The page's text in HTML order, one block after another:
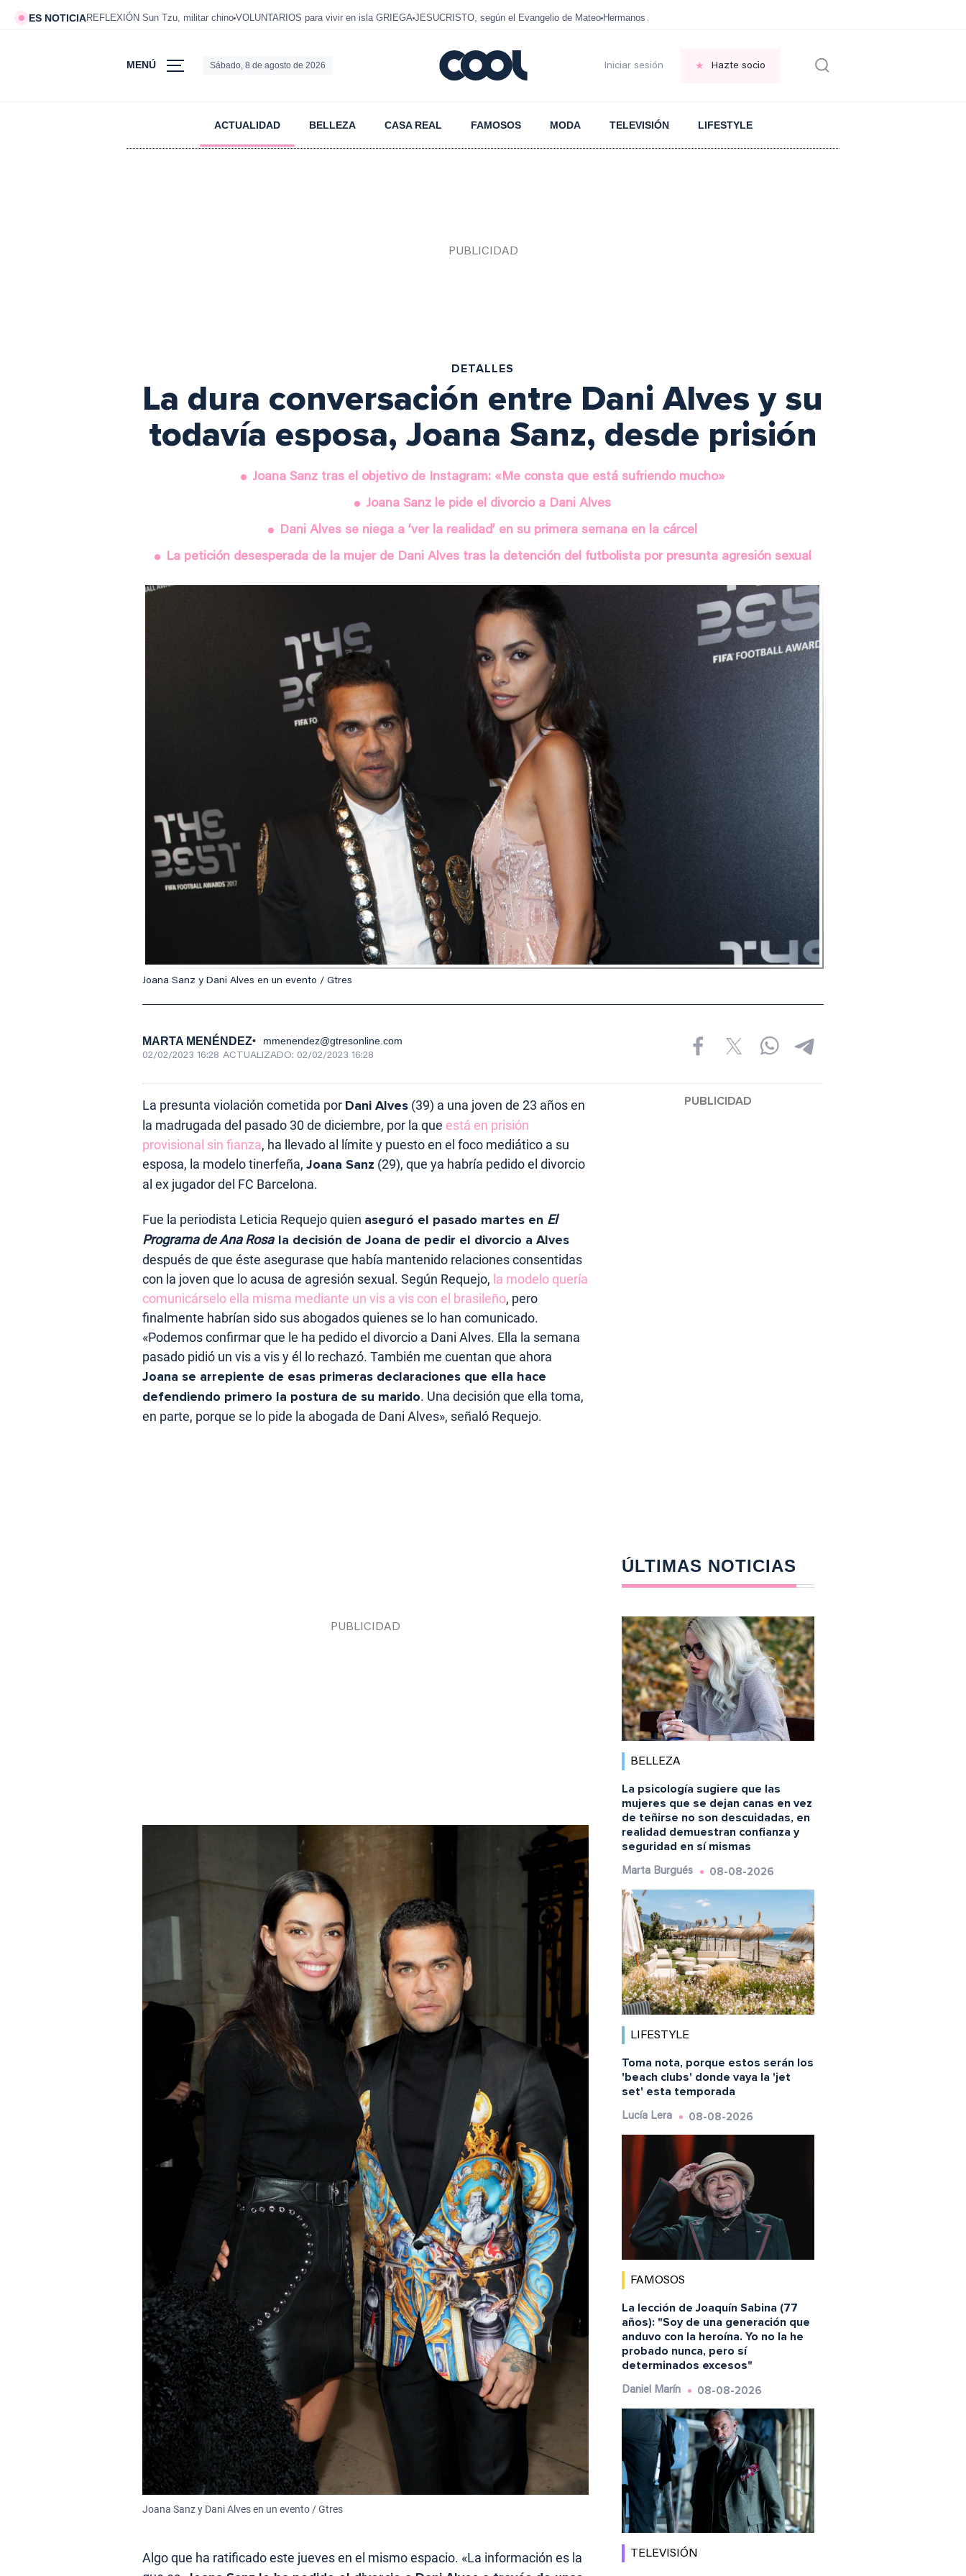
ES NOTICIAREFLEXIÓN Sun Tzu, militar chino VOLUNTARIOS para vivir en isla GRIEGA JESUCRISTO, según el Evangelio de Mateo Hermanos Aranguren sobre el ARROZ
MENÚ Sábado, 8 de agosto de 2026 Iniciar sesión Hazte socio
ACTUALIDAD BELLEZA CASA REAL FAMOSOS MODA TELEVISIÓN LIFESTYLE
DETALLES
La dura conversación entre Dani Alves y su
todavía esposa, Joana Sanz, desde prisión
Joana Sanz tras el objetivo de Instagram: «Me consta que está sufriendo mucho»
Joana Sanz le pide el divorcio a Dani Alves
Dani Alves se niega a ‘ver la realidad’ en su primera semana en la cárcel
La petición desesperada de la mujer de Dani Alves tras la detención del futbolista por presunta agresión sexual
Joana Sanz y Dani Alves en un evento / Gtres
MARTA MENÉNDEZ mmenendez@gtresonline.com
02/02/2023 16:28 ACTUALIZADO: 02/02/2023 16:28
La presunta violación cometida por Dani Alves (39) a una joven de 23 años en
la madrugada del pasado 30 de diciembre, por la que está en prisión
provisional sin fianza, ha llevado al límite y puesto en el foco mediático a su
esposa, la modelo tinerfeña, Joana Sanz (29), que ya habría pedido el divorcio
al ex jugador del FC Barcelona.
Fue la periodista Leticia Requejo quien aseguró el pasado martes en El
Programa de Ana Rosa la decisión de Joana de pedir el divorcio a Alves
después de que éste asegurase que había mantenido relaciones consentidas
con la joven que lo acusa de agresión sexual. Según Requejo, la modelo quería
comunicárselo ella misma mediante un vis a vis con el brasileño, pero
finalmente habrían sido sus abogados quienes se lo han comunicado.
«Podemos confirmar que le ha pedido el divorcio a Dani Alves. Ella la semana
pasado pidió un vis a vis y él lo rechazó. También me cuentan que ahora
Joana se arrepiente de esas primeras declaraciones que ella hace
defendiendo primero la postura de su marido. Una decisión que ella toma,
en parte, porque se lo pide la abogada de Dani Alves», señaló Requejo.
Joana Sanz y Dani Alves en un evento / Gtres
Algo que ha ratificado este jueves en el mismo espacio. «La información es la
ÚLTIMAS NOTICIAS
BELLEZA
La psicología sugiere que las
mujeres que se dejan canas en vez
de teñirse no son descuidadas, en
realidad demuestran confianza y
seguridad en sí mismas
Marta Burgués 08-08-2026
LIFESTYLE
Toma nota, porque estos serán los
'beach clubs' donde vaya la 'jet
set' esta temporada
Lucía Lera 08-08-2026
FAMOSOS
La lección de Joaquín Sabina (77
años): "Soy de una generación que
anduvo con la heroína. Yo no la he
probado nunca, pero sí
determinados excesos"
Daniel Marín 08-08-2026
TELEVISIÓN